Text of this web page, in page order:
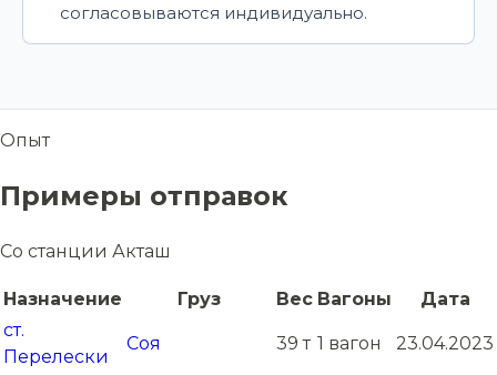
согласовываются индивидуально.
Опыт
Примеры отправок
Со станции Акташ
Назначение Груз Вес Вагоны
Дата
ст.
Перелески
Соя 39 т 1 вагон 23.04.2023